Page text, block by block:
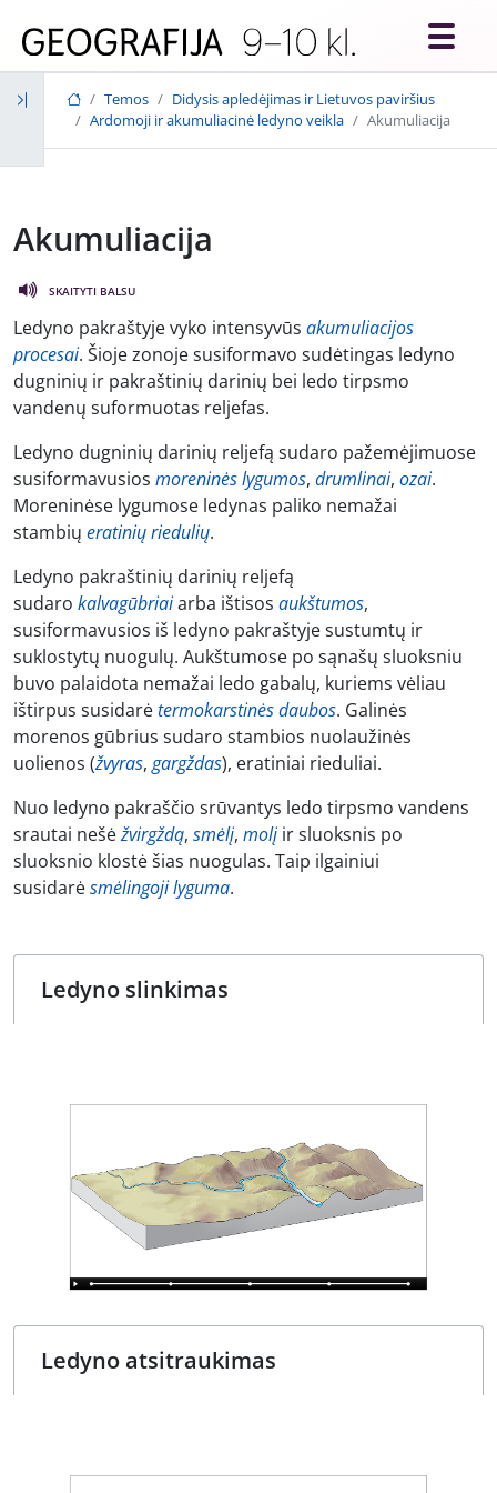
Temos
Didysis apledėjimas ir Lietuvos paviršius
Ardomoji ir akumuliacinė ledyno veikla
Akumuliacija
Akumuliacija
SKAITYTI BALSU
Ledyno pakraštyje vyko intensyvūs akumuliacijos
procesai. Šioje zonoje susiformavo sudėtingas ledyno
dugninių ir pakraštinių darinių bei ledo tirpsmo
vandenų suformuotas reljefas.
Ledyno dugninių darinių reljefą sudaro pažemėjimuose
susiformavusios moreninės lygumos, drumlinai, ozai.
Moreninėse lygumose ledynas paliko nemažai
stambių eratinių riedulių.
Ledyno pakraštinių darinių reljefą
sudaro kalvagūbriaiarba ištisos aukštumos,
susiformavusios iš ledyno pakraštyje sustumtų ir
suklostytų nuogulų. Aukštumose po sąnašų sluoksniu
buvo palaidota nemažai ledo gabalų, kuriems vėliau
ištirpus susidarėtermokarstinės daubos. Galinės
morenos gūbrius sudaro stambios nuolaužinės
uolienos (žvyras, gargždas), eratiniai rieduliai.
Nuo ledyno pakraščio srūvantys ledo tirpsmo vandens
srautai nešėžvirgždą, smėlį, molįir sluoksnis po
sluoksnio klostė šias nuogulas. Taip ilgainiui
susidarėsmėlingoji lyguma.